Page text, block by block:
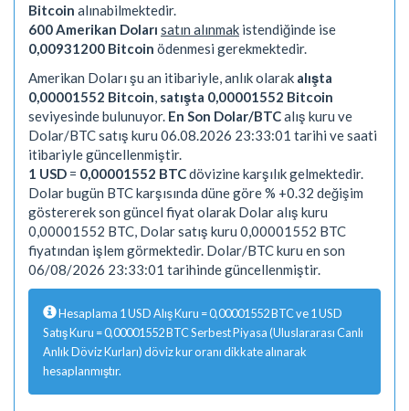
Bitcoin alınabilmektedir.
600 Amerikan Doları satın alınmak istendiğinde ise
0,00931200 Bitcoin ödenmesi gerekmektedir.
Amerikan Doları şu an itibariyle, anlık olarak alışta
0,00001552 Bitcoin satışta 0,00001552 Bitcoin
seviyesinde bulunuyor. En Son Dolar/BTCalış kuru ve
Dolar/BTC satış kuru 06.08.2026 23:33:01 tarihi ve saati
itibariyle güncellenmiştir.
1 USD = 0,00001552 BTCdövizine karşılık gelmektedir.
Dolar bugün BTC karşısında düne göre % +0.32 değişim
göstererek son güncel fiyat olarak Dolar alış kuru
0,00001552 BTC, Dolar satış kuru 0,00001552 BTC
fiyatından işlem görmektedir. Dolar/BTC kuru en son
06/08/2026 23:33:01 tarihinde güncellenmiştir.
Hesaplama 1 USD Alış Kuru = 0,00001552 BTC ve 1 USD
Satış Kuru = 0,00001552 BTC Serbest Piyasa (Uluslararası Canlı
Anlık Döviz Kurları) döviz kur oranı dikkate alınarak
hesaplanmıştır.